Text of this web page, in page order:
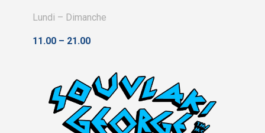
Lundi – Dimanche
11.00 – 21.00